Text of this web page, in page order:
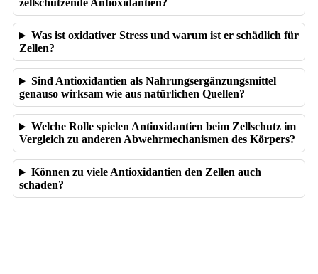
zellschützende Antioxidantien?
Was ist oxidativer Stress und warum ist er schädlich für
Zellen?
Sind Antioxidantien als Nahrungsergänzungsmittel
genauso wirksam wie aus natürlichen Quellen?
Welche Rolle spielen Antioxidantien beim Zellschutz im
Vergleich zu anderen Abwehrmechanismen des Körpers?
Können zu viele Antioxidantien den Zellen auch
schaden?